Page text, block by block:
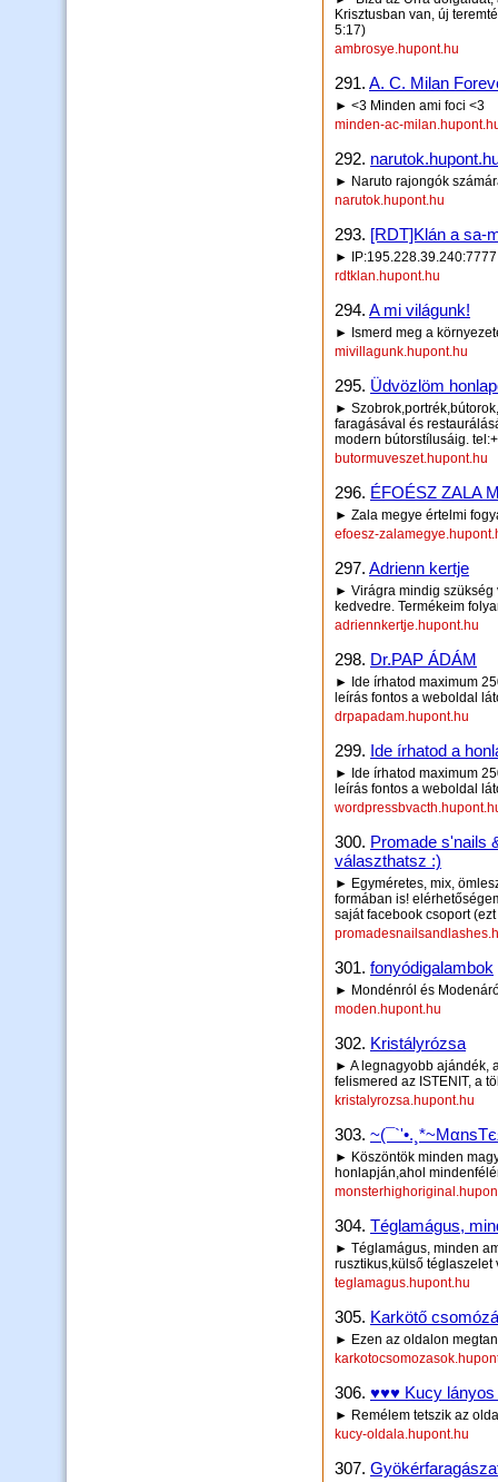
Krisztusban van, új
5:17)
ambrosye.hupont.hu
291. A. C. Milan
► <3 Minden ami foci <3
minden-ac-
292.
► Naruto rajongók
narutok.hupont.hu
293. [RDT]Klán a sa-
► IP:195.228.39.240:7777
rdtklan.hupont.hu
294. A mi világunk!
► Ismerd meg a
mivillagunk.hupont.hu
295. Üdvözlöm
►
faragásával és
modern bútorstílusáig.
butormuveszet.hupont.hu
296. ÉFOÉSZ ZALA
► Zala megye értelmi
efoesz-
297. Adrienn kertje
► Virágra mindig szükség
kedvedre. Termékeim
adriennkertje.hupont.hu
298. Dr.PAP ÁDÁM
► Ide írhatod maximum
leírás fontos a weboldal
drpapadam.hupont.hu
299. Ide írhatod a
► Ide írhatod maximum
leírás fontos a weboldal
300. Promade s'nails
választhatsz :)
► Egyméretes, mix,
formában is!
saját facebook csoport
301. fonyódigalambok
► Mondénról és
moden.hupont.hu
302. Kristályrózsa
► A legnagyobb ajándék,
felismered az ISTENIT, a
kristalyrozsa.hupont.hu
303.
► Köszöntök minden
honlapján,ahol
304. Téglamágus,
► Téglamágus, minden
rusztikus,külső
teglamagus.hupont.hu
305. Karkötő
► Ezen az oldalon
306. ♥♥♥ Kucy
► Remélem tetszik az
kucy-oldala.hupont.hu
307.